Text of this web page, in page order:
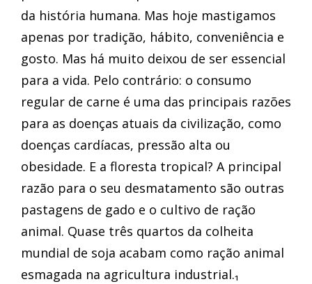
da história humana. Mas hoje mastigamos
apenas por tradição, hábito, conveniência e
gosto. Mas há muito deixou de ser essencial
para a vida. Pelo contrário: o consumo
regular de carne é uma das principais razões
para as doenças atuais da civilização, como
doenças cardíacas, pressão alta ou
obesidade. E a floresta tropical? A principal
razão para o seu desmatamento são outras
pastagens de gado e o cultivo de ração
animal. Quase três quartos da colheita
mundial de soja acabam como ração animal
esmagada na agricultura industrial.₁